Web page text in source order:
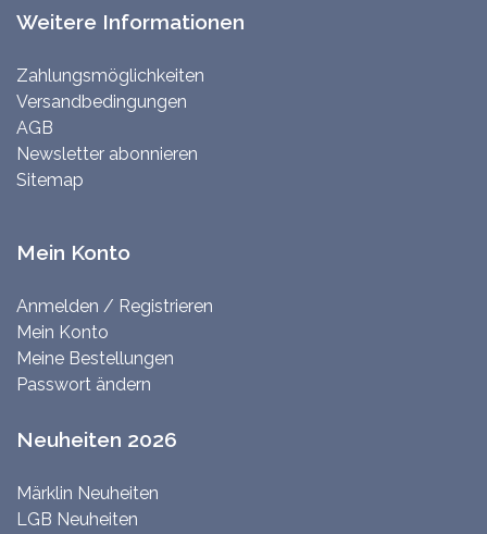
Weitere Informationen
Zahlungsmöglichkeiten
Versandbedingungen
AGB
Newsletter abonnieren
Sitemap
Mein Konto
Anmelden / Registrieren
Mein Konto
Meine Bestellungen
Passwort ändern
Neuheiten 2026
Märklin Neuheiten
LGB Neuheiten